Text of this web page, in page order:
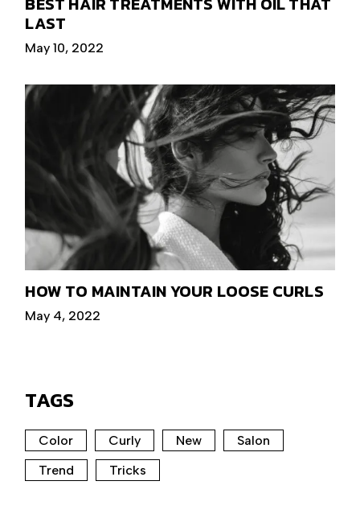
LAST
May 10, 2022
HOW TO MAINTAIN YOUR LOOSE CURLS
May 4, 2022
TAGS
Color Curly New
Salon
Trend
Tricks